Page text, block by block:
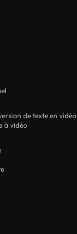
de texte en vidéo
à vidéo